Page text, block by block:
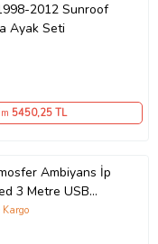
2012 Sunroof
Ayak Seti
5450,25 TL
Ambiyans İp
3 Metre USB